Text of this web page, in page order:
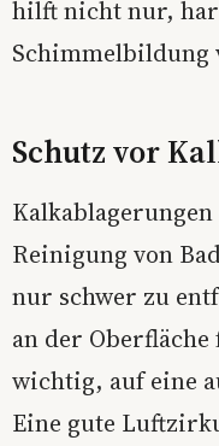
hilft nicht nur,
Schimmelbildung
Schutz vor
Reinigung von
nur schwer zu
an der
wichtig, auf eine
Eine gute